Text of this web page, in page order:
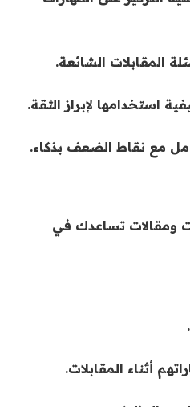
المقابلات الشائعة.
استخدامها لإبراز الثقة.
مع نقاط الضعف بذكاء.
ومقالات تساعدك في
أثناء المقابلات.